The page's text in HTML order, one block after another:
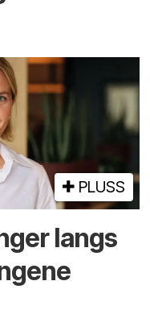
PLUSS
langs